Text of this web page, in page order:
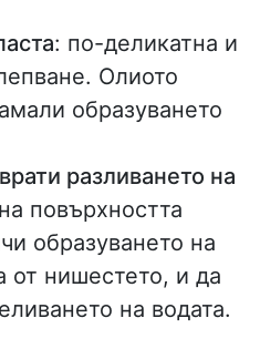
: по-деликатна и
Олиото
образуването
разливането на
повърхността
образуването на
от нишестето, и да
на водата.